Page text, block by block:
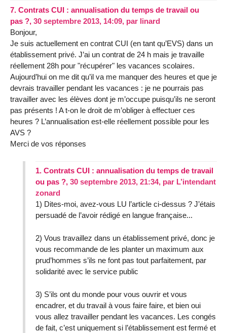
7. Contrats CUI : annualisation du temps de travail ou
pas ?, 30 septembre 2013, 14:09, par linard
Bonjour,
Je suis actuellement en contrat CUI (en tant qu’EVS) dans un
établissement privé. J’ai un contrat de 24 h mais je travaille
réellement 28h pour "récupérer" les vacances scolaires.
Aujourd’hui on me dit qu’il va me manquer des heures et que je
devrais travailler pendant les vacances : je ne pourrais pas
travailler avec les élèves dont je m’occupe puisqu’ils ne seront
pas présents ! A t-on le droit de m’obliger à effectuer ces
heures ? L’annualisation est-elle réellement possible pour les
AVS ?
Merci de vos réponses
1. Contrats CUI : annualisation du temps de travail
ou pas ?, 30 septembre 2013, 21:34, par L’intendant
zonard
1) Dites-moi, avez-vous LU l’article ci-dessus ? J’étais
persuadé de l’avoir rédigé en langue française...
2) Vous travaillez dans un établissement privé, donc je
vous recommande de les planter un maximum aux
prud’hommes s’ils ne font pas tout parfaitement, par
solidarité avec le service public
3) S’ils ont du monde pour vous ouvrir et vous
encadrer, et du travail à vous faire faire, et bien oui
vous allez travailler pendant les vacances. Les congés
de fait, c’est uniquement si l’établissement est fermé et